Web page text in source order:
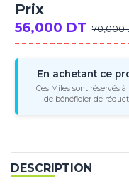
Prix
56,000 DT 70,000
En achetant ce
Ces Miles sont réservés
de bénéficier de
DESCRIPTION